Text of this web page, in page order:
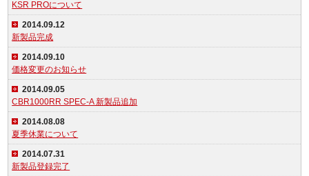
KSR PROについて
2014.09.12
新製品完成
2014.09.10
価格変更のお知らせ
2014.09.05
CBR1000RR SPEC-A 新製品追加
2014.08.08
夏季休業について
2014.07.31
新製品登録完了